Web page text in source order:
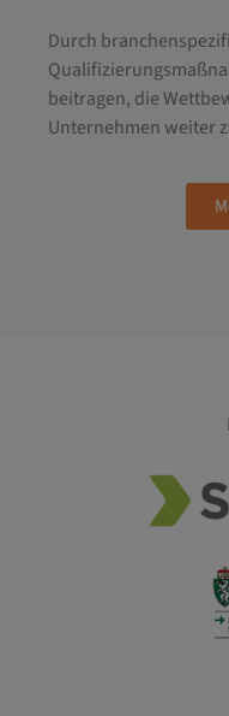
Durch
beitragen, die
Unternehmen weiter